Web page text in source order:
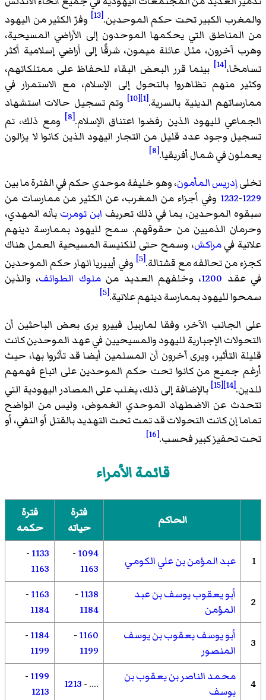
والمغرب الكبير تحت حكم الموحدين.[13]
وفرّ الكثير من اليهود
من المناطق التي يحكمها الموحدون إلى الأراضي المسيحية،
وهرب آخرون، مثل عائلة ميمون، شرقًا إلى أراضي إسلامية أكثر
تسامحًا،[14]
بينما قرر البعض البقاء للحفاظ على ممتلكاتهم،
وكثير منهم تظاهروا بالتحول إلى الإسلام، مع الاستمرار في
ممارساتهم الدينية بالسرية.[1]
[10]
وتم تسجيل حالات استشهاد
الجماعي لليهود الذين رفضوا اعتناق الإسلام.[8]
ومع ذلك، تم
تسجيل وجود عدد قليل من التجار اليهود الذين كانوا لا يزالون
يعملون في شمال أفريقيا.[8]
تخلىإدريس المأمون، وهو خليفة موحدي حكم في الفترة ما بين
1229
-
1232 وفي أجزاء من المغرب، عن الكثير من ممارسات من
سبقوه الموحدين، بما في ذلك تعريف ابن تومرت بأنه المهدي،
وحرمان الذميين من حقوقهم. سمح لليهود بممارسة دينهم
علانية فيمراكش، وسمح حتى للكنيسة المسيحية العمل هناك
كجزء من تحالفه مع قشتالة.[5]
وفي أيبيريا انهار حكم الموحدين
في عقد 1200، وخلفهم العديد منملوك الطوائف، والذين
سمحوا لليهود بممارسة دينهم علانية.[5]
على الجانب الآخر، وفقا لماربيل فييرو يرى بعض الباحثين أن
التحولات الإجبارية لليهود والمسيحيين في عهد الموحدين كانت
قليلة التأثير، ويرى آخرون أن المسلمين أيضا قد تأثروا بها، حيث
أرغم جميع من كانوا تحت حكم الموحدين على اتباع فهمهم
للدين.[14]
[15]
بالإضافة إلى ذلك، يغلب على المصادر اليهودية التي
تتحدث عن الاضطهاد الموحدي الغموض، وليس من الواضح
تماما إن كانت التحولات قد تمت تحت التهديد بالقتل أو النفي، أو
تحت تحفيز كبير فحسب.[16]
قائمة الأمراء
الحاكم
فترة
حياته
فترة
حكمه
1 عبد المؤمن بن علي الكومي 1094
-
1163
1133
-
1163
2
أبو يعقوب يوسف بن عبد
المؤمن
1138
-
1184
1163
-
1184
3
أبو يوسف يعقوب بن يوسف
المنصور
1160
-
1199
1184
-
1199
4
محمد الناصر بن يعقوب بن
يوسف
.... -
1213
1199
-
1213